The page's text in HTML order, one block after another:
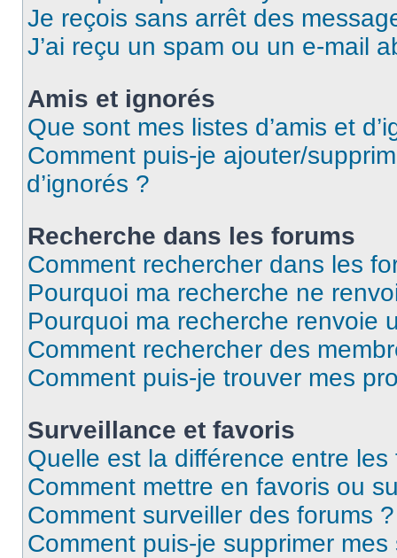
Je reçois sans arrêt des
J’ai reçu un spam ou un e-mail
Amis et ignorés
Que sont mes listes d’amis et
Comment puis-je ajouter/
d’ignorés ?
Recherche dans les forums
Comment rechercher dans les
Pourquoi ma recherche ne
Pourquoi ma recherche renvoie
Comment rechercher des
Comment puis-je trouver mes
Surveillance et favoris
Quelle est la différence entre
Comment mettre en favoris ou
Comment surveiller des forums ?
Comment puis-je supprimer